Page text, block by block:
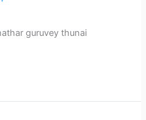
guruvey thunai